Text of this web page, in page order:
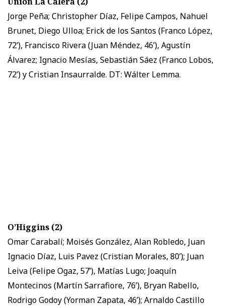
Jorge Peña; Christopher Díaz, Felipe Campos, Nahuel
Brunet, Diego Ulloa; Erick de los Santos (Franco López,
72’), Francisco Rivera (Juan Méndez, 46’), Agustín
Álvarez; Ignacio Mesías, Sebastián Sáez (Franco Lobos,
72’) y Cristian Insaurralde. DT: Wálter Lemma.
O’Higgins (2)
Omar Carabalí; Moisés González, Alan Robledo, Juan
Ignacio Díaz, Luis Pavez (Cristian Morales, 80’); Juan
Leiva (Felipe Ogaz, 57’), Matías Lugo; Joaquín
Montecinos (Martín Sarrafiore, 76’), Bryan Rabello,
Rodrigo Godoy (Yorman Zapata, 46’); Arnaldo Castillo